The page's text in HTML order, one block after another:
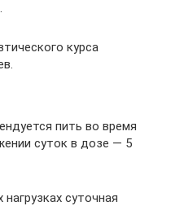
курса
пить во время
суток в дозе — 5
суточная